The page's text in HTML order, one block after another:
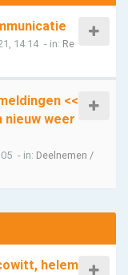
14:14 - in: Re
<<
nieuw weer
- in: Deelnemen /
helem